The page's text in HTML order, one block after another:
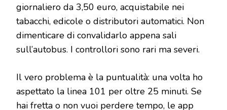
giornaliero da 3,50 euro, acquistabile nei
tabacchi, edicole o distributori automatici. Non
dimenticare di convalidarlo appena sali
sull’autobus. I controllori sono rari ma severi.
Il vero problema è la puntualità: una volta ho
aspettato la linea 101 per oltre 25 minuti. Se
hai fretta o non vuoi perdere tempo, le app